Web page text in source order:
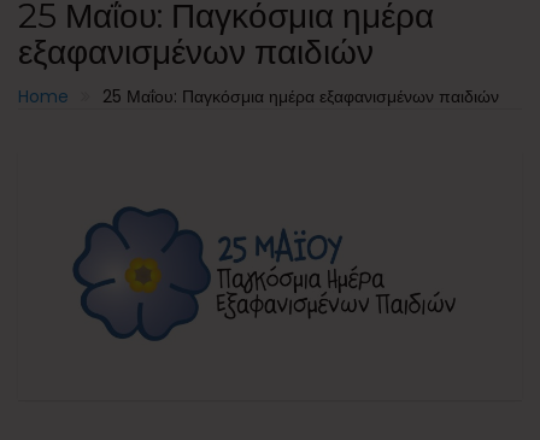
25 Μαΐου: Παγκόσμια ημέρα
εξαφανισμένων παιδιών
Home 25 Μαΐου: Παγκόσμια ημέρα εξαφανισμένων παιδιών